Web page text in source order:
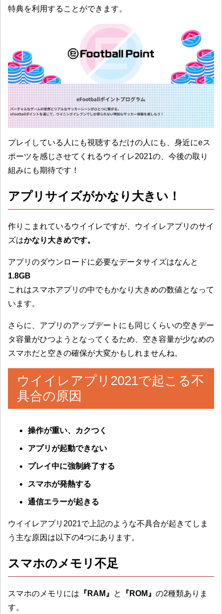
特典を利用することができます。
プレイしている人にも視聴するだけの人にも、身近にeス
ポーツを感じさせてくれるウイイレ2021の、今後の取り
組みにも期待です！
アプリサイズがかなり大きい！
作りこまれているウイイレですが、ウイイレアプリのサイ
ズはかなり大きめです。
アプリのダウンロードに必要なデータサイズはなんと
1.8GB
これはスマホアプリの中でもかなり大きめの数値となって
います。
さらに、アプリのアップデートにも同じくらいの空きデー
タ容量がひつようとなってくるため、空き容量が少なめの
スマホだと空きの確保が大変かもしれませんね。
ウイイレアプリ2021で起こる不
具合の原因
操作が重い、カクつく
アプリが起動できない
プレイ中に強制終了する
スマホが発熱する
通信エラーが起きる
ウイイレアプリ2021で上記のような不具合が起きてしま
う主な原因は以下の4つにあります。
スマホのメモリ不足
スマホのメモリには 『RAM』 と 『ROM』 の2種類ありま
す。